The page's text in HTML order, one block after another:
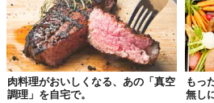
かった！なんてことにならないように
TABI
肉料理がおいしくなる、あの「真空
調理」を自宅で。
もっ
無し